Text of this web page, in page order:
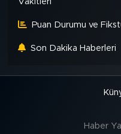
Puan Durumu ve
Son Dakika Haberleri
Haber